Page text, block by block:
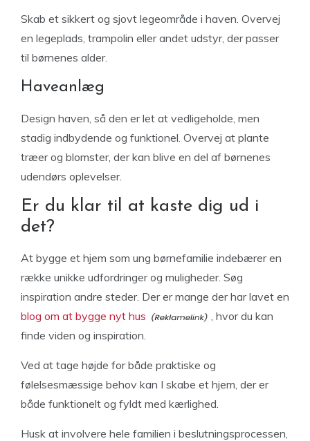
Skab et sikkert og sjovt legeområde i haven. Overvej
en legeplads, trampolin eller andet udstyr, der passer
til børnenes alder.
Haveanlæg
Design haven, så den er let at vedligeholde, men
stadig indbydende og funktionel. Overvej at plante
træer og blomster, der kan blive en del af børnenes
udendørs oplevelser.
Er du klar til at kaste dig ud i
det?
At bygge et hjem som ung børnefamilie indebærer en
række unikke udfordringer og muligheder. Søg
inspiration andre steder. Der er mange der har lavet en
blog om at bygge nyt hus
, hvor du kan
finde viden og inspiration.
Ved at tage højde for både praktiske og
følelsesmæssige behov kan I skabe et hjem, der er
både funktionelt og fyldt med kærlighed.
Husk at involvere hele familien i beslutningsprocessen,